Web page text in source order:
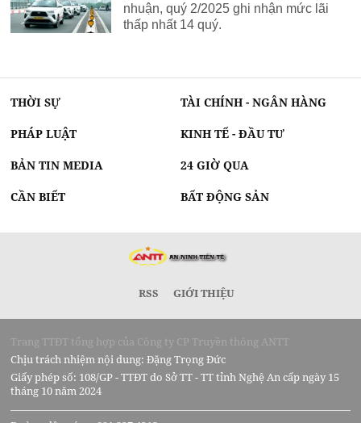
nhuận, quý 2/2025 ghi nhận mức lãi
thấp nhất 14 quý.
THỜI SỰ TÀI CHÍNH - NGÂN HÀNG
PHÁP LUẬT KINH TẾ - ĐẦU TƯ
BẢN TIN MEDIA 24 GIỜ QUA
CẦN BIẾT BẤT ĐỘNG SẢN
RSS GIỚI THIỆU
Trang TTĐT tổng hợp của Công ty CP Truyền thông ANTT
Chịu trách nhiệm nội dung: Đặng Trọng Đức
Giấy phép số: 108/GP - TTĐT do Sở TT - TT tỉnh Nghệ An cấp ngày 15
tháng 10 năm 2024